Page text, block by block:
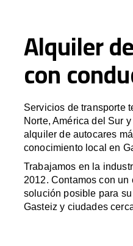
Alquiler
con
Servicios de transporte
Norte, América del Sur
alquiler de autocares
conocimiento local en
Trabajamos en la
2012. Contamos con
solución posible para
Gasteiz y ciudades